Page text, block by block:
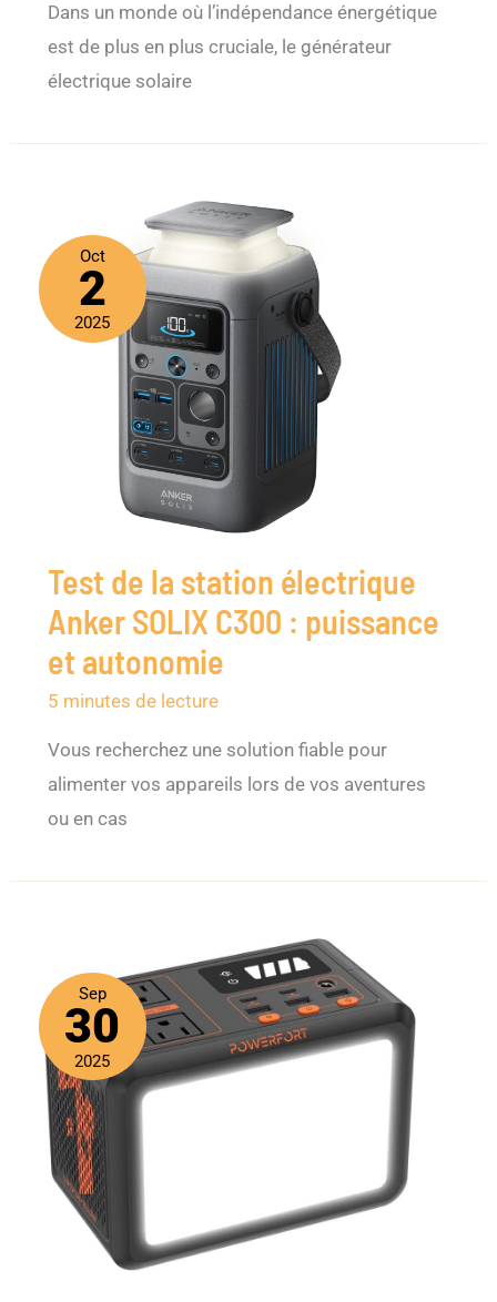
Dans un monde où l’indépendance énergétique
est de plus en plus cruciale, le générateur
électrique solaire
Oct
2
2025
Test de la station électrique
Anker SOLIX C300 : puissance
et autonomie
5 minutes de lecture
Vous recherchez une solution fiable pour
alimenter vos appareils lors de vos aventures
ou en cas
Sep
30
2025